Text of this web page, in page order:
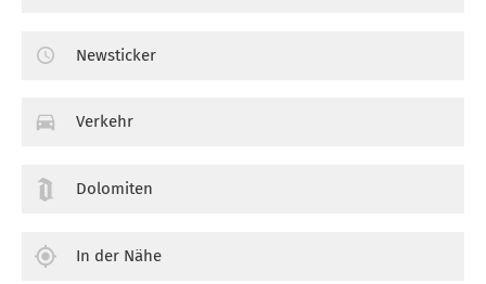
Newsticker
Verkehr
Dolomiten
In der Nähe